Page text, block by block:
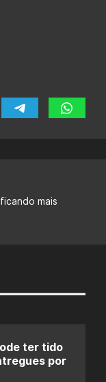
mais
ter tido
por